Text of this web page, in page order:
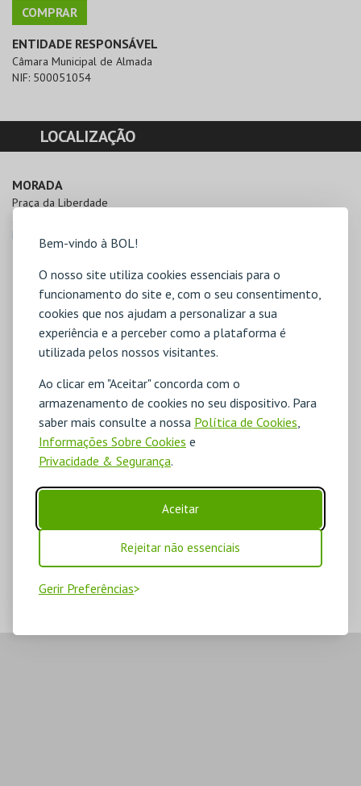
Bem-vindo à BOL!
O nosso site utiliza cookies essenciais para o
funcionamento do site e, com o seu consentimento,
cookies que nos ajudam a personalizar a sua
experiência e a perceber como a plataforma é
utilizada pelos nossos visitantes.
Ao clicar em "Aceitar" concorda com o
armazenamento de cookies no seu dispositivo. Para
saber mais consulte a nossa Política de Cookies
Informações Sobre Cookies e
Privacidade & Segurança.
Aceitar
Rejeitar não essenciais
Gerir Preferências
COMPRAR
ENTIDADE RESPONSÁVEL
Câmara Municipal de Almada
NIF: 500051054
LOCALIZAÇÃO
MORADA
Praça da Liberdade
2800-648 Almada
Direcções para Aud. Fernando Lopes Graça